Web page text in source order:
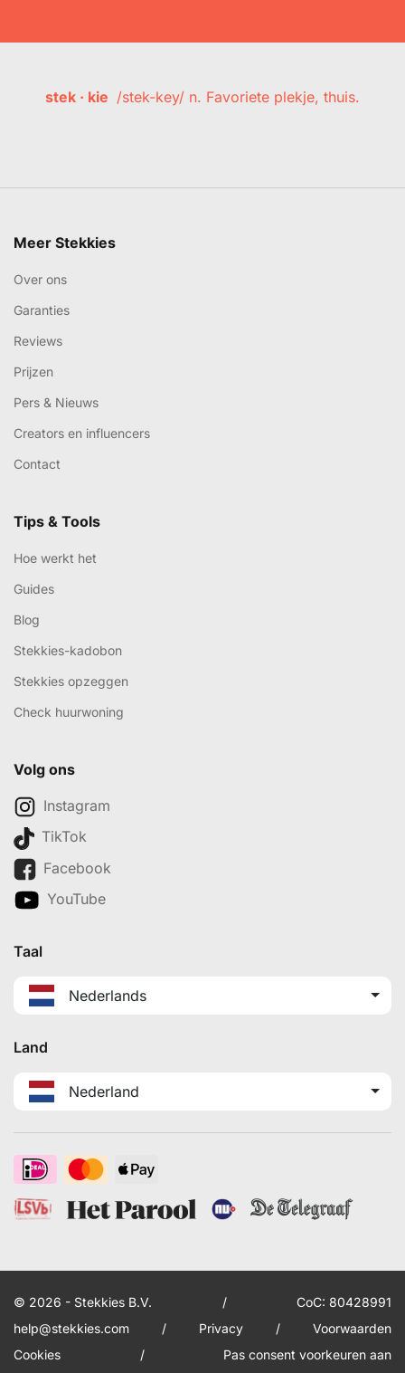
stek · kie /stek-key/ n. Favoriete plekje, thuis.
Meer Stekkies
Over ons
Garanties
Reviews
Prijzen
Pers & Nieuws
Creators en influencers
Contact
Tips & Tools
Hoe werkt het
Guides
Blog
Stekkies-kadobon
Stekkies opzeggen
Check huurwoning
Volg ons
Instagram
TikTok
Facebook
YouTube
Taal
Nederlands
Land
Nederland
© 2026 - Stekkies B.V. /
CoC: 80428991
help@stekkies.com
/ Privacy /
Voorwaarden
Cookies
/ Pas consent voorkeuren aan